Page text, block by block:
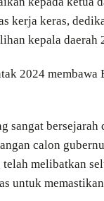
kerja keras,
kepala daerah
2024
sangat
calon
melibatkan
untuk